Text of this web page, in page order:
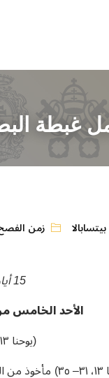
غبطة
زمن
15 أيار 2022
الأحد الخامس
(يوحنا ١٣، ٣١